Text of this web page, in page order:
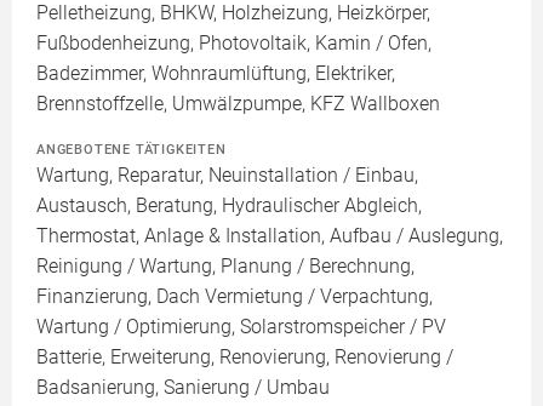
Pelletheizung, BHKW, Holzheizung, Heizkörper,
Fußbodenheizung, Photovoltaik, Kamin / Ofen,
Badezimmer, Wohnraumlüftung, Elektriker,
Brennstoffzelle, Umwälzpumpe, KFZ Wallboxen
ANGEBOTENE TÄTIGKEITEN
Wartung, Reparatur, Neuinstallation / Einbau,
Austausch, Beratung, Hydraulischer Abgleich,
Thermostat, Anlage & Installation, Aufbau / Auslegung,
Reinigung / Wartung, Planung / Berechnung,
Finanzierung, Dach Vermietung / Verpachtung,
Wartung / Optimierung, Solarstromspeicher / PV
Batterie, Erweiterung, Renovierung, Renovierung /
Badsanierung, Sanierung / Umbau